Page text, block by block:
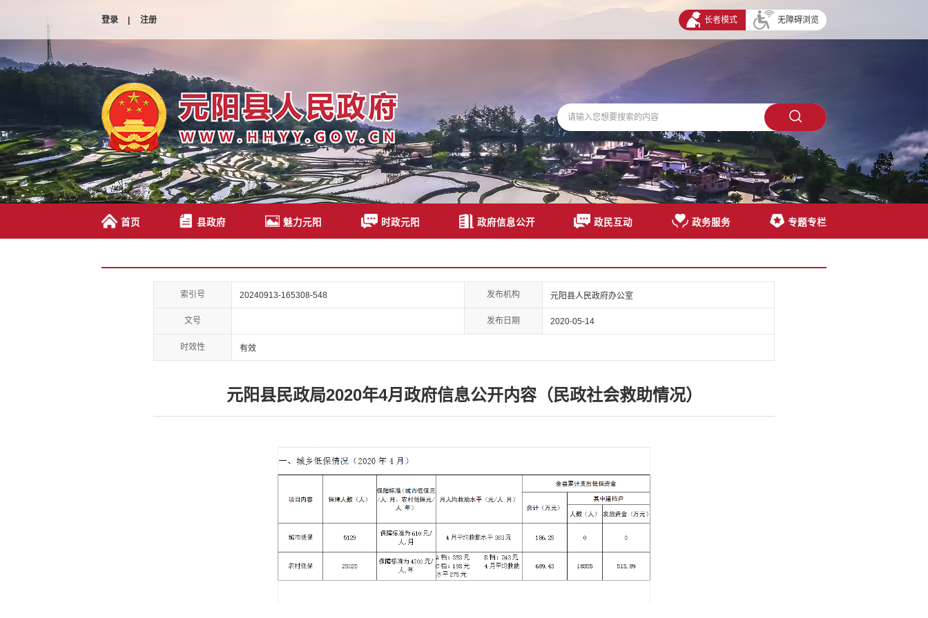
登录 | 注册 长者模式 无障碍浏览
首页 县政府 魅力元阳 时政元阳 政府信息公开 政民互动 政务服务 专题专栏
索引号 20240913-165308-548 发布机构 元阳县人民政府办公室
文号 发布日期 2020-05-14
时效性 有效
元阳县民政局2020年4月政府信息公开内容（民政社会救助情况）